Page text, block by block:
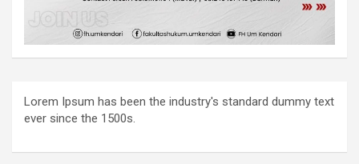
Lorem Ipsum has been the industry's standard dummy text
ever since the 1500s.